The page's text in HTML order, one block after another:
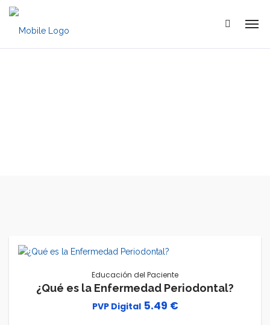
Educación del Paciente
¿Qué es la Enfermedad Periodontal?
5.49 €